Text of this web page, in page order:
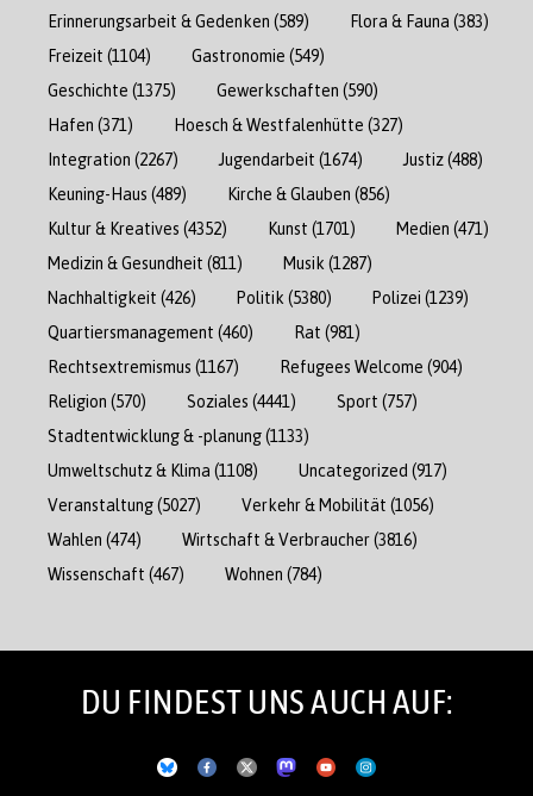
Erinnerungsarbeit & Gedenken (589) Flora & Fauna (383)
Freizeit (1104) Gastronomie (549)
Geschichte (1375) Gewerkschaften (590)
Hafen (371) Hoesch & Westfalenhütte (327)
Integration (2267) Jugendarbeit (1674) Justiz(488)
Keuning-Haus (489) Kirche & Glauben (856)
Kultur & Kreatives (4352) Kunst (1701) Medien (471)
Medizin & Gesundheit (811) Musik (1287)
Nachhaltigkeit (426) Politik (5380) Polizei (1239)
Quartiersmanagement (460) Rat (981)
Rechtsextremismus (1167) Refugees Welcome (904)
Religion (570) Soziales (4441) Sport (757)
Stadtentwicklung & -planung(1133)
Umweltschutz & Klima (1108) Uncategorized (917)
Veranstaltung(5027) Verkehr & Mobilität (1056)
Wahlen (474) Wirtschaft & Verbraucher(3816)
Wissenschaft (467) Wohnen (784)
DU FINDEST UNS AUCH AUF: